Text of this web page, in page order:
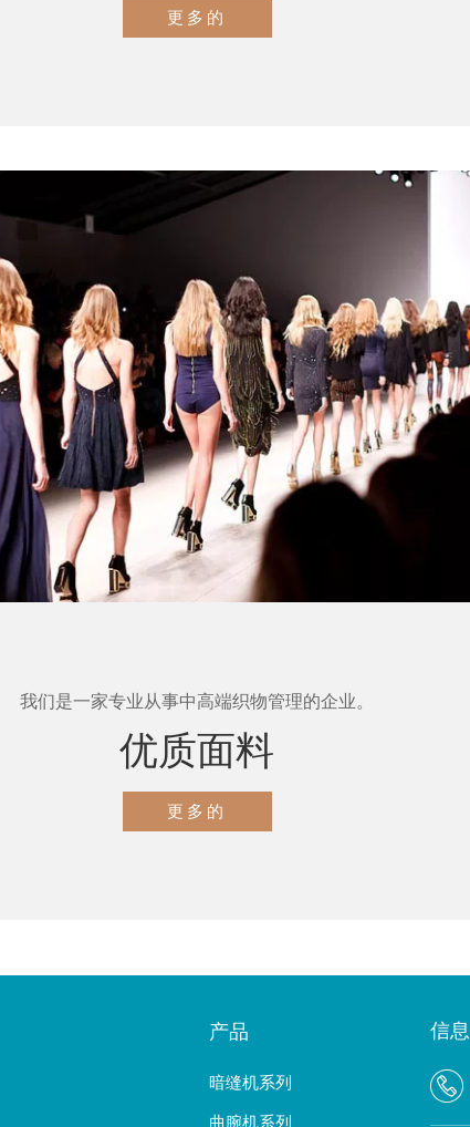
更多的
我们是一家专业从事中高端织物管理的企业。
优质面料
更多的
产品
暗缝机系列
曲腕机系列
信息